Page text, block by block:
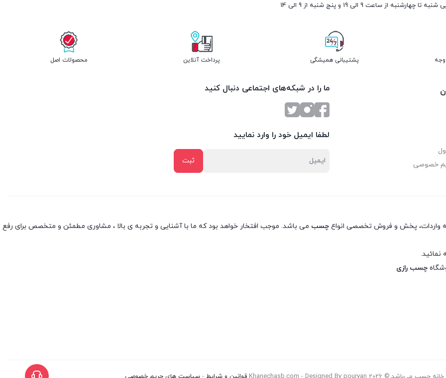
از ساعت 9 الی 19 و پنج شنبه از 9 الی 14
پشتیبانی همیشگی پرداخت آنلاین محصولات اصل
خصوصی
ما را در شبکه‌های اجتماعی دنبال کنید
لطفا ایمیل خود را وارد نمایید
واردات، پخش و فروش تخصصی انواع چسب می باشد. موجب افتخار خواهد بود که ما با آشنایی و تجربه ی بالا ، مشاوری مطمئن و متخصص برای رفع
نمائید.
چسب رازی